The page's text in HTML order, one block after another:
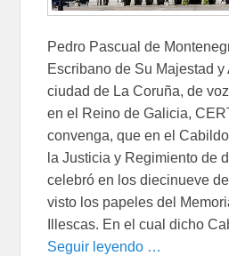
Pedro Pascual de
Escribano de Su Majestad
ciudad de La Coruña, de
en el Reino de Galicia,
convenga, que en el
la Justicia y Regimiento de
celebró en los diecinueve
visto los papeles del
Illescas. En el cual dicho
Seguir leyendo …